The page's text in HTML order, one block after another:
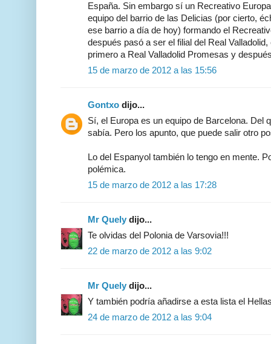
España. Sin embargo sí un Recreativo
equipo del barrio de las Delicias (por cierto,
ese barrio a día de hoy) formando el
después pasó a ser el filial del Real
primero a Real Valladolid Promesas y
15 de marzo de 2012 a las 15:56
Gontxo dijo...
Sí, el Europa es un equipo de Barcelona. Del
sabía. Pero los apunto, que puede salir otro
Lo del Espanyol también lo tengo en mente.
polémica.
15 de marzo de 2012 a las 17:28
Mr Quely dijo...
Te olvidas del Polonia de Varsovia!!!
22 de marzo de 2012 a las 9:02
Mr Quely dijo...
Y también podría añadirse a esta lista el
24 de marzo de 2012 a las 9:04